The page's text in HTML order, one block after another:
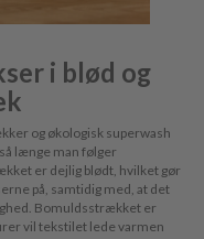
i blød og
og økologisk superwash
længe man følger
er dejlig blødt, hvilket gør
på, samtidig med, at det
Bomuldsstrækket er
vil tekstilet lede varmen